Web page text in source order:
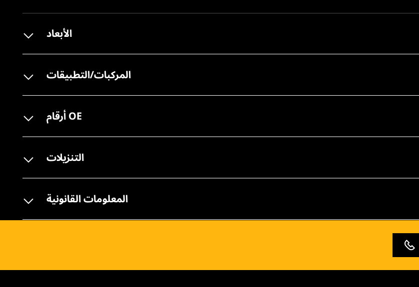
الأبعاد
المركبات/التطبيقات
أرقام OE
التنزيلات
المعلومات القانونية